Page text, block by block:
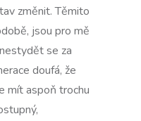
změnit. Těmito
jsou pro mě
se za
doufá, že
mít aspoň trochu